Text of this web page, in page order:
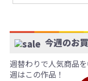
今週のお
週替わりで人気商品
週はこの作品！